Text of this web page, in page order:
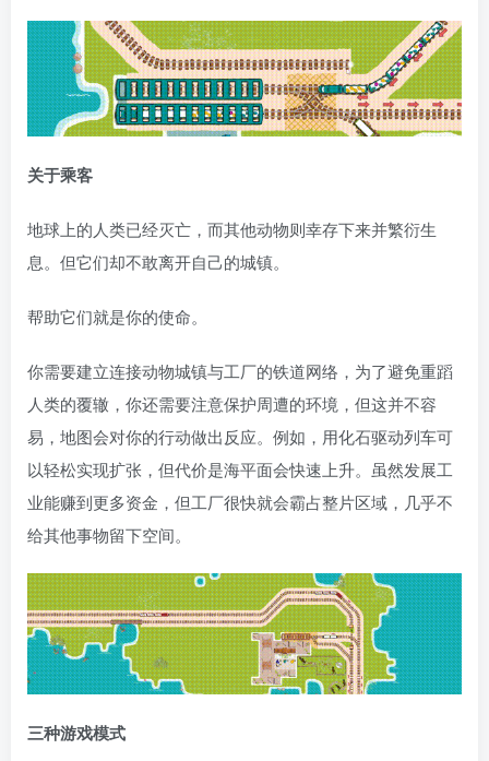
关于乘客
地球上的人类已经灭亡，而其他动物则幸存下来并繁衍生
息。但它们却不敢离开自己的城镇。
帮助它们就是你的使命。
你需要建立连接动物城镇与工厂的铁道网络，为了避免重蹈
人类的覆辙，你还需要注意保护周遭的环境，但这并不容
易，地图会对你的行动做出反应。例如，用化石驱动列车可
以轻松实现扩张，但代价是海平面会快速上升。虽然发展工
业能赚到更多资金，但工厂很快就会霸占整片区域，几乎不
给其他事物留下空间。
三种游戏模式